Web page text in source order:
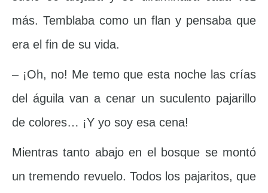
más. Temblaba como un flan y pensaba que
era el fin de su vida.
– ¡Oh, no! Me temo que esta noche las crías
del águila van a cenar un suculento pajarillo
de colores… ¡Y yo soy esa cena!
Mientras tanto abajo en el bosque se montó
un tremendo revuelo. Todos los pajaritos, que